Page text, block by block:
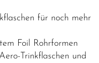
für noch mehr
Foil Rohrformen
Trinkflaschen und